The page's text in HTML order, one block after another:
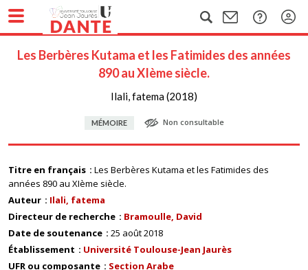
Les Berbères Kutama et les Fatimides des années
890 au XIème siècle.
Ilali, fatema (2018)
MÉMOIRE Non consultable
Titre en français
Les Berbères Kutama et les Fatimides des
années 890 au XIème siècle.
Auteur
Ilali, fatema
Directeur de recherche
Bramoulle, David
Date de soutenance
25 août 2018
Établissement
Université Toulouse-Jean Jaurès
UFR ou composante
Section Arabe